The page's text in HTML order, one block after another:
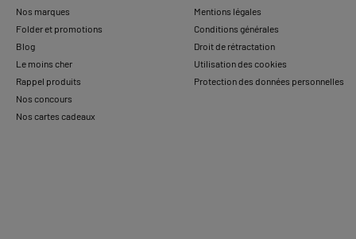
Nos marques
Folder et promotions
Blog
Le moins cher
Rappel produits
Nos concours
Nos cartes cadeaux
Mentions légales
Conditions générales
Droit de rétractation
Utilisation des cookies
Protection des données personnelles